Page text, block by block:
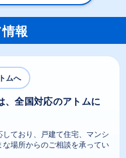
報
ムへ
、全国対応のアトムに
ており、戸建て住宅、マンシ
場所からのご相談を承ってい